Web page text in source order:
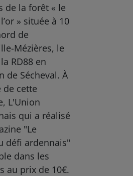
de la forêt « le
» située à 10
de
Mézières, le
RD88 en
de Sécheval. À
cette
L'Union
qui a réalisé
"Le
défi ardennais"
dans les
au prix de 10€.